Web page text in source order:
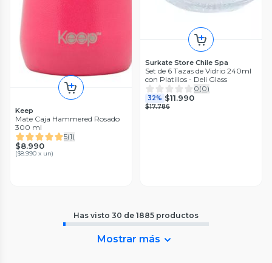
Keep
Mate Caja Hammered Rosado
300 ml
5(1)
$8.990
($8.990 x un)
Surkate Store Chile Spa
Set de 6 Tazas de Vidrio 240ml
con Platillos - Deli Glass
0(0)
32% $11.990
$17.786
Has visto 30 de 1885 productos
Mostrar más